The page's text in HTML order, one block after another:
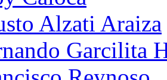
Alzati Araiza
Garcilita